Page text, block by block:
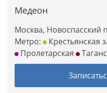
Медеон
Москва, Новоспасский
Метро:
Крестьянская
Пролетарская